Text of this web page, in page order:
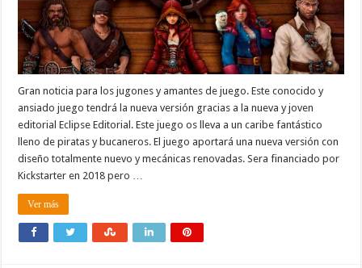
Gran noticia para los jugones y amantes de juego. Este conocido y
ansiado juego tendrá la nueva versión gracias a la nueva y joven
editorial Eclipse Editorial. Este juego os lleva a un caribe fantástico
lleno de piratas y bucaneros. El juego aportará una nueva versión con
diseño totalmente nuevo y mecánicas renovadas. Sera financiado por
Kickstarter en 2018 pero …
Ver más